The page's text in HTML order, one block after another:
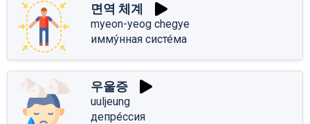
면역 체계
myeon-yeog chegye
имму́нная систе́ма
우울증
uuljeung
депре́ссия